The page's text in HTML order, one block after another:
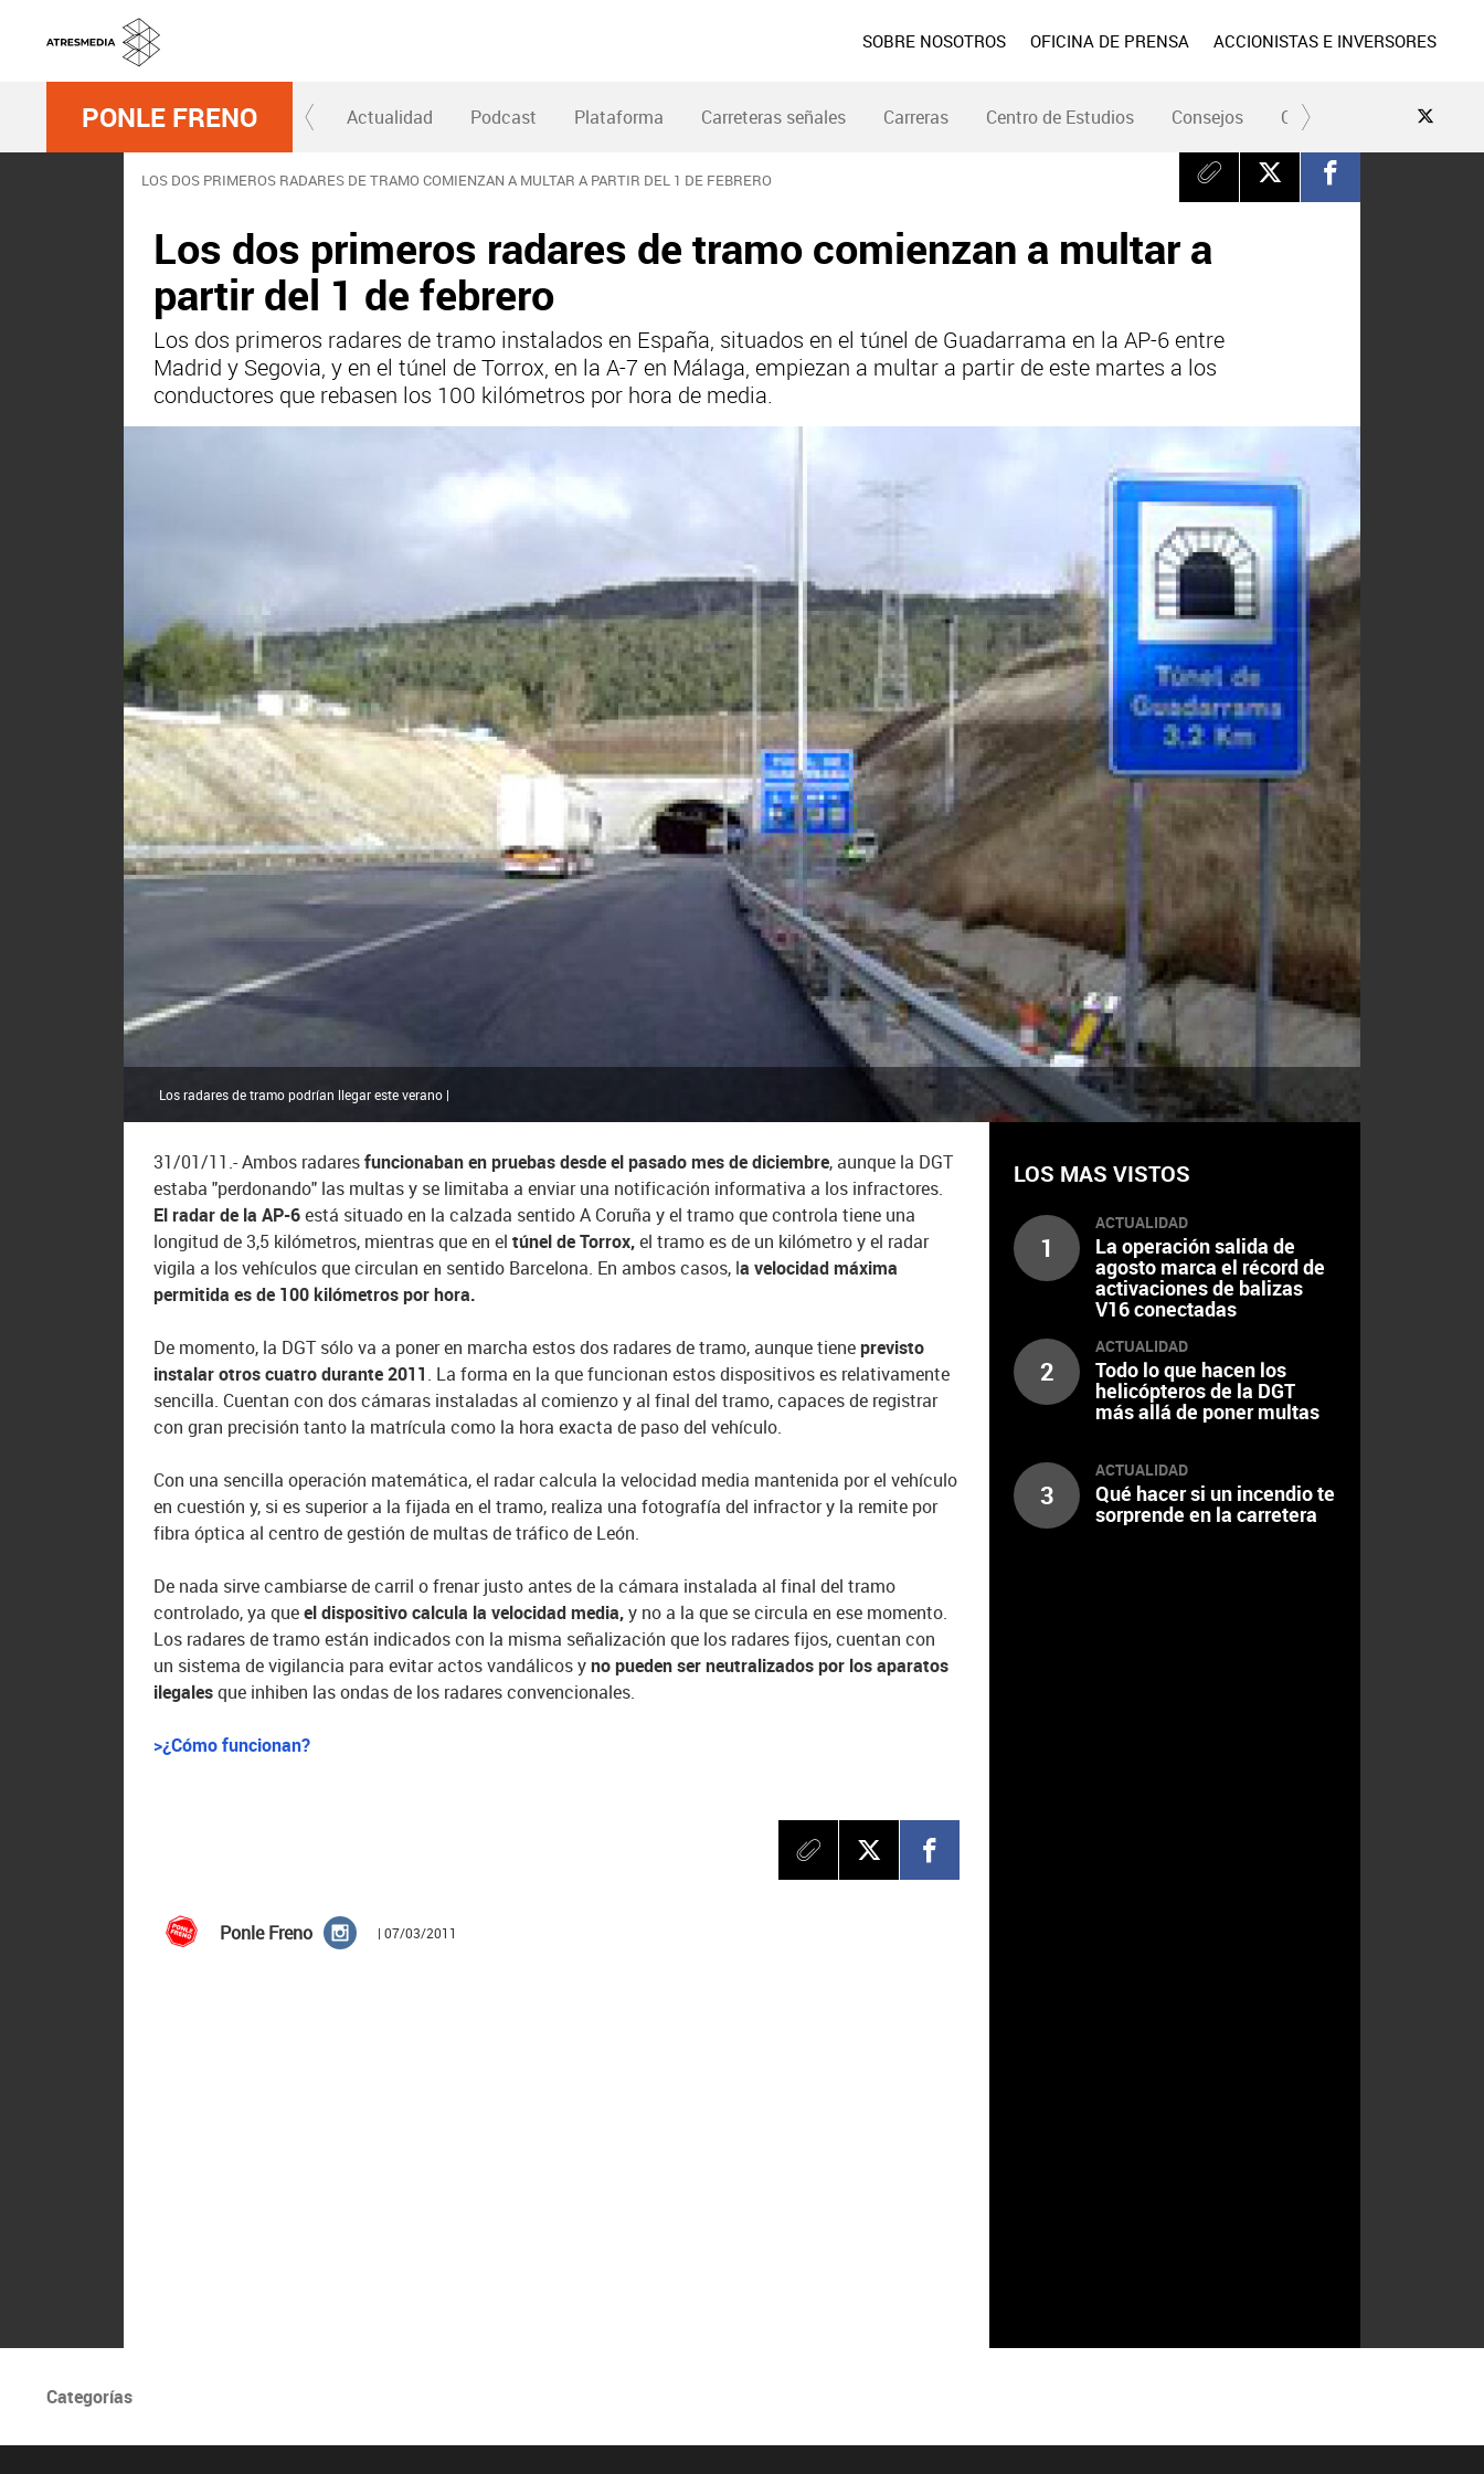
SOBRE NOSOTROS OFICINA DE PRENSA ACCIONISTAS E INVERSORES
PONLE FRENO Actualidad Podcast Plataforma Carreteras señales Carreras Centro de Estudios Consejos Conduce Seguro
LOS DOS PRIMEROS RADARES DE TRAMO COMIENZAN A MULTAR A PARTIR DEL 1 DE FEBRERO
Los dos primeros radares de tramo comienzan a multar a
partir del 1 de febrero
Los dos primeros radares de tramo instalados en España, situados en el túnel de Guadarrama en la AP-6 entre
Madrid y Segovia, y en el túnel de Torrox, en la A-7 en Málaga, empiezan a multar a partir de este martes a los
conductores que rebasen los 100 kilómetros por hora de media.
Los radares de tramo podrían llegar este verano |
31/01/11.- Ambos radaresfuncionaban en pruebas desde el pasado mes de diciembre, aunque la DGT
estaba "perdonando" las multas y se limitaba a enviar una notificación informativa a los infractores.
El radar de la AP-6está situado en la calzada sentido A Coruña y el tramo que controla tiene una
longitud de 3,5 kilómetros, mientras que en el túnel de Torrox,el tramo es de un kilómetro y el radar
vigila a los vehículos que circulan en sentido Barcelona. En ambos casos, la velocidad máxima
permitida es de 100 kilómetros por hora.
De momento, la DGT sólo va a poner en marcha estos dos radares de tramo, aunque tieneprevisto
instalar otros cuatro durante 2011. La forma en la que funcionan estos dispositivos es relativamente
sencilla. Cuentan con dos cámaras instaladas al comienzo y al final del tramo, capaces de registrar
con gran precisión tanto la matrícula como la hora exacta de paso del vehículo.
Con una sencilla operación matemática, el radar calcula la velocidad media mantenida por el vehículo
en cuestión y, si es superior a la fijada en el tramo, realiza una fotografía del infractor y la remite por
fibra óptica al centro de gestión de multas de tráfico de León.
De nada sirve cambiarse de carril o frenar justo antes de la cámara instalada al final del tramo
controlado, ya queel dispositivo calcula la velocidad media,y no a la que se circula en ese momento.
Los radares de tramo están indicados con la misma señalización que los radares fijos, cuentan con
un sistema de vigilancia para evitar actos vandálicos yno pueden ser neutralizados por los aparatos
ilegalesque inhiben las ondas de los radares convencionales.
>¿Cómo funcionan?
Ponle Freno | 07/03/2011
LOS MAS VISTOS
1
ACTUALIDAD
La operación salida de
agosto marca el récord de
activaciones de balizas
V16 conectadas
2
ACTUALIDAD
Todo lo que hacen los
helicópteros de la DGT
más allá de poner multas
3
ACTUALIDAD
Qué hacer si un incendio te
sorprende en la carretera
Categorías